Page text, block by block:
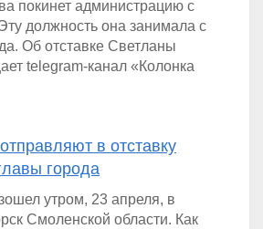
покинет администрацию с
должность она занимала с
Об отставке Светланы
telegram-канал «Колонка
в отставку
города
утром, 23 апреля, в
Смоленской области. Как